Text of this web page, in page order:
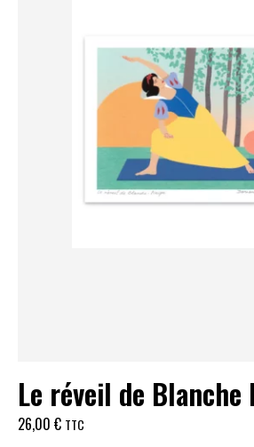
Le réveil de Blanche
26,00 € TTC